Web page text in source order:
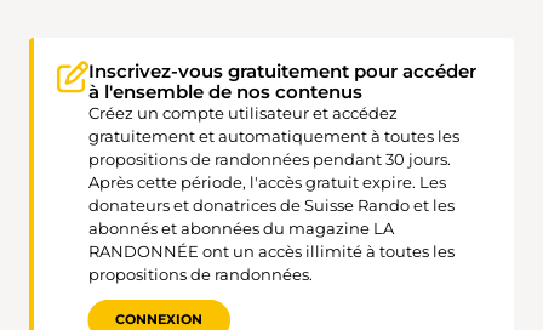
Inscrivez-vous gratuitement pour accéder
à l'ensemble de nos contenus
Créez un compte utilisateur et accédez
gratuitement et automatiquement à toutes les
propositions de randonnées pendant 30 jours.
Après cette période, l'accès gratuit expire. Les
donateurs et donatrices de Suisse Rando et les
abonnés et abonnées du magazine LA
RANDONNÉE ont un accès illimité à toutes les
propositions de randonnées.
CONNEXION